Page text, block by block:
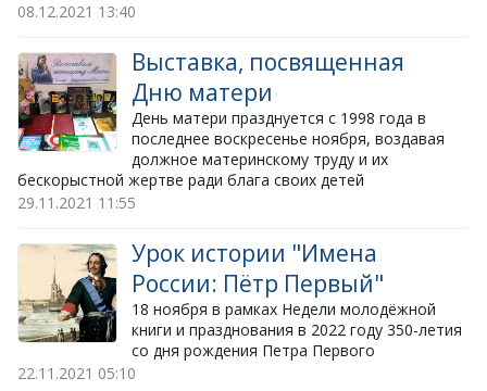
08.12.2021 13:40
Выставка, посвященная
Дню матери
День матери празднуется с 1998 года в
последнее воскресенье ноября, воздавая
должное материнскому труду и их
бескорыстной жертве ради блага своих детей
29.11.2021 11:55
Урок истории "Имена
России: Пётр Первый"
​18 ноября в рамках Недели молодёжной
книги и празднования в 2022 году 350-летия
со дня рождения Петра Первого
22.11.2021 05:10